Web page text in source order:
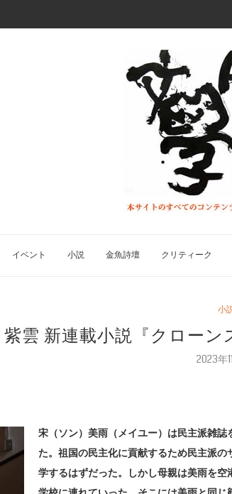
イベント 小説 金魚詩壇 クリティーク
小
紫雲 新連載小説『クローン
2023年
宋（ソン）美雨（メイユー）は民主派雑
た。祖国の民主化に貢献するため民主派
学するはずだった。しかし母親は美雨を